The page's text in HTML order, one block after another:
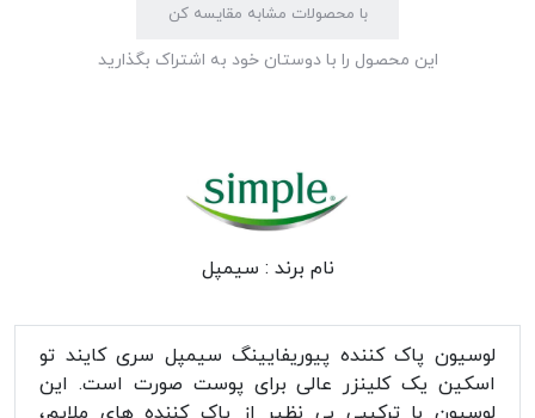
با محصولات مشابه مقایسه کن
این محصول را با دوستان خود به اشتراک بگذارید
نام برند : سیمپل
لوسیون پاک کننده پیوریفایینگ سیمپل سری کایند تو
اسکین یک کلینزر عالی برای پوست صورت است. این
لوسیون با ترکیبی بی نظیر از پاک کننده های ملایم،